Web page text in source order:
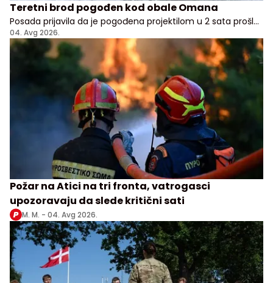
Teretni brod pogođen kod obale Omana
Posada prijavila da je pogođena projektilom u 2 sata prošle
noći, nema potvrde odakle je napad pokrenut
04. Avg 2026.
Požar na Atici na tri fronta, vatrogasci
upozoravaju da slede kritični sati
M. M. - 04. Avg 2026.